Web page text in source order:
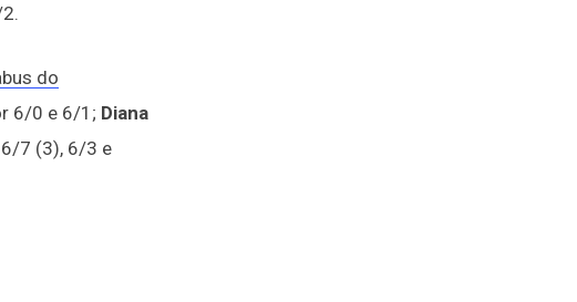
do
6/0 e 6/1; Diana
7 (3), 6/3 e